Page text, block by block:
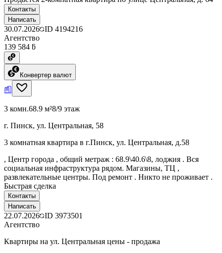
Контакты
Написать
30.07.2026 ID 4194216
Агентство
139 584 ƃ
Конвертер валют
3 комн.68.9 м²8/9 этаж
г. Пинск, ул. Центральная, 58
3 комнатная квартира в г.Пинск, ул. Центральная, д.58
, Центр города , общий метраж : 68.9\40.6\8, лоджия . Вся
социальная инфраструктура рядом. Магазины, ТЦ ,
развлекательные центры. Под ремонт . Никто не проживает .
Быстрая сделка
Контакты
Написать
22.07.2026 ID 3973501
Агентство
Квартиры на ул. Центральная цены - продажа